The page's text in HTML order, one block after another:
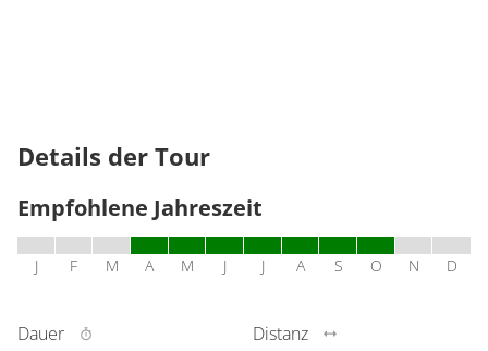
Details der Tour
Empfohlene Jahreszeit
J F M A M J J A S O N D
Dauer Distanz